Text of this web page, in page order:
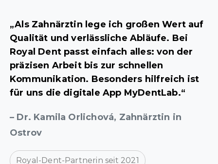
„Als Zahnärztin lege ich großen Wert auf
Qualität und verlässliche Abläufe. Bei
Royal Dent passt einfach alles: von der
präzisen Arbeit bis zur schnellen
Kommunikation. Besonders hilfreich ist
für uns die digitale App MyDentLab.“
– Dr. Kamila Orlichová, Zahnärztin in
Ostrov
Royal-Dent-Partnerin seit 2021